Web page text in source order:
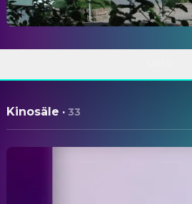
Kinosäle · 33